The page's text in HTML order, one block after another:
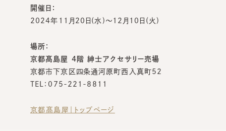
開催日：
2024年11月20日(水)～12月10日(火)
場所：
京都髙島屋 4階 紳士アクセサリー売場
京都市下京区四条通河原町西入真町52
TEL：075-221-8811
京都髙島屋｜トップページ